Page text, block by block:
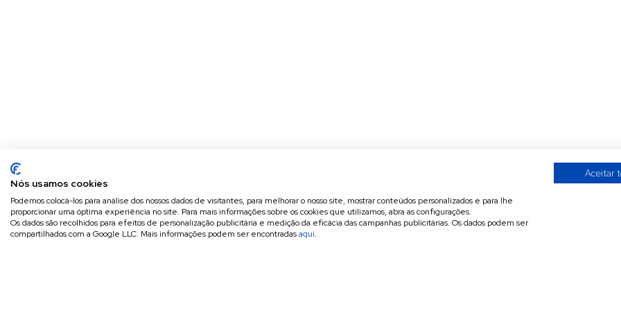
Nós usamos cookies
Podemos colocá-los para análise dos nossos dados de visitantes, para melhorar o nosso site, mostrar conteúdos personalizados e para lhe
proporcionar uma óptima experiência no site. Para mais informações sobre os cookies que utilizamos, abra as configurações.
Os dados são recolhidos para efeitos de personalização publicitária e medição da eficácia das campanhas publicitárias. Os dados podem ser
compartilhados com a Google LLC. Mais informações podem ser encontradasaqui.
Aceitar